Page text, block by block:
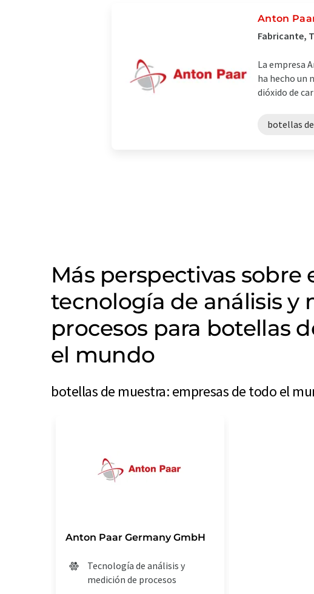
Anton
Fabricante,
La empresa
ha hecho un
dióxido de
botellas
Más perspectivas sobre
tecnología de análisis y
procesos para botellas
el mundo
botellas de muestra: empresas de todo el
Anton Paar Germany GmbH
Tecnología de análisis y
medición de procesos